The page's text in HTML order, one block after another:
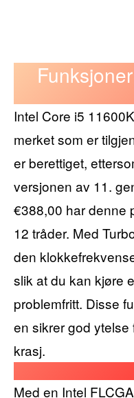
Intel Core i5
merket som er
er berettiget,
versjonen av 11.
€388,00 har denne
12 tråder. Med
den
slik at du kan kjøre
problemfritt. Disse
en sikrer god
krasj.
Med en Intel